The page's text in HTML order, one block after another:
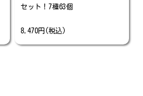
セット！7種63個
8,470円(税込)